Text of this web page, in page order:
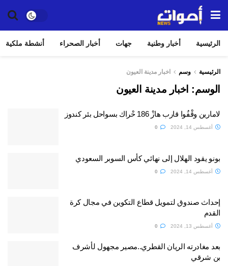
الرئيسية أخبار وطنية جهات أخبار الصحراء أنشطة ملكية
الرئيسية وسم اخبار مدينة العيون
الوسم: اخبار مدينة العيون
لامارين وقْفُوا قارب هازْ 186 حْراك بسواحل بئر كندوز
أغسطس 14, 2024
بونو يقود الهلال إلى نهائي كأس السوبر السعودي
أغسطس 14, 2024
إحداث صندوق لتمويل قطاع التكوين في مجال كرة
القدم
أغسطس 13, 2024
بعد مغادرته الريان القطري..مصير مجهول لأشرف
بن شرقي